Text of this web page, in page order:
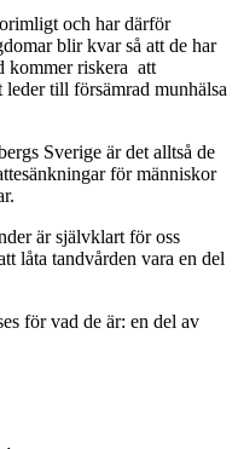
och har därför
blir kvar så att de har
kommer riskera att
till försämrad munhälsa
Sverige är det alltså de
för människor
är självklart för oss
låta tandvården vara en del
för vad de är: en del av